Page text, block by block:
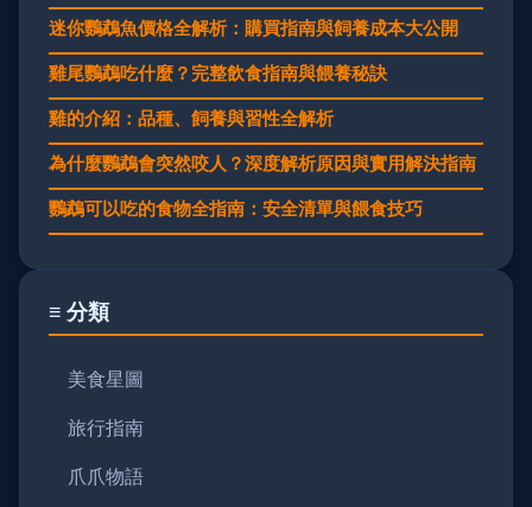
迷你鸚鵡魚價格全解析：購買指南與飼養成本大公開
雞尾鸚鵡吃什麼？完整飲食指南與餵養秘訣
雞的介紹：品種、飼養與習性全解析
為什麼鸚鵡會突然咬人？深度解析原因與實用解決指南
鸚鵡可以吃的食物全指南：安全清單與餵食技巧
≡ 分類
美食星圖
旅行指南
爪爪物語